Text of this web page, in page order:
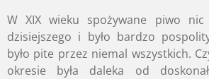
W XIX wieku spożywane piwo nic
dzisiejszego i było bardzo
było pite przez niemal wszystkich.
okresie była daleka od